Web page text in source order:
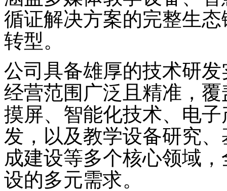
循证解决方案的完整生
转型。
公司具备雄厚的技术研
经营范围广泛且精准，
摸屏、智能化技术、电
发，以及教学设备研究
成建设等多个核心领域
设的多元需求。